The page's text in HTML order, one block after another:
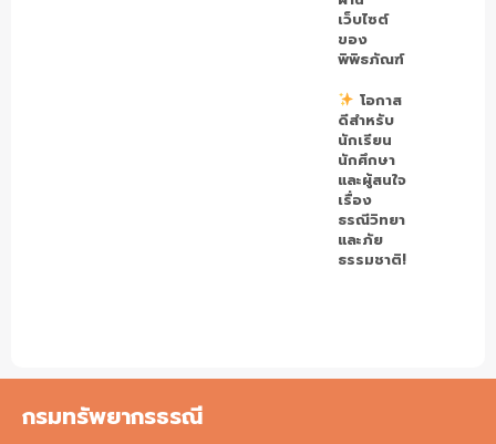
เว็บไซต์
ของ
พิพิธภัณฑ์
โอกาส
ดีสำหรับ
นักเรียน
นักศึกษา
และผู้สนใจ
เรื่อง
ธรณีวิทยา
และภัย
ธรรมชาติ!
กรมทรัพยากรธรณี